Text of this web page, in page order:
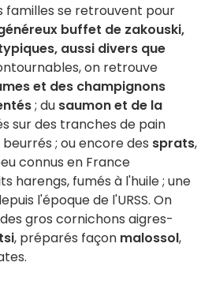
familles se retrouvent pour
buffet de zakouski,
aussi divers que
on retrouve
et des champignons
; du saumon et de la
sur des tranches de pain
; ou encore des sprats,
connus en France
harengs, fumés à l'huile ; une
l'époque de l'URSS. On
gros cornichons aigres-
, préparés façon malossol,